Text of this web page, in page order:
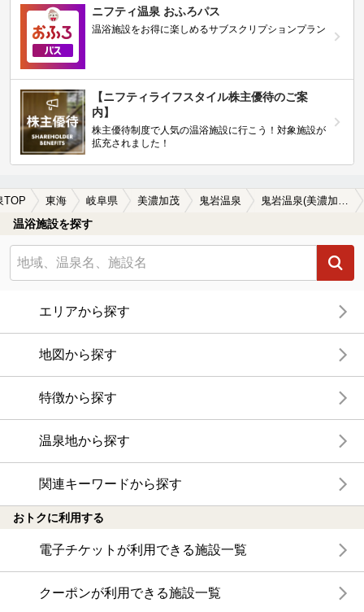
ニフティ温泉 おふろパス
温浴施設をお得に楽しめるサブスクリプションプラン
【ニフティライフスタイル株主優待のご案
内】
株主優待制度で人気の温浴施設に行こう！対象施設が
拡充されました！
TOP 東海 岐阜県 美濃加茂 鬼岩温泉 鬼岩温泉(美濃加茂)のサウナ施設おすすめ2選(2026年版)
温浴施設を探す
エリアから探す
地図から探す
特徴から探す
温泉地から探す
関連キーワードから探す
おトクに利用する
電子チケットが利用できる施設一覧
クーポンが利用できる施設一覧